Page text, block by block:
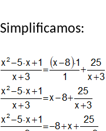
Simplificamos: